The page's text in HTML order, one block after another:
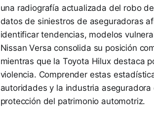
una radiografía actualizada del robo
datos de siniestros de aseguradoras
identificar tendencias, modelos
Nissan Versa consolida su posición
mientras que la Toyota Hilux destaca
violencia. Comprender estas
autoridades y la industria
protección del patrimonio automotriz.